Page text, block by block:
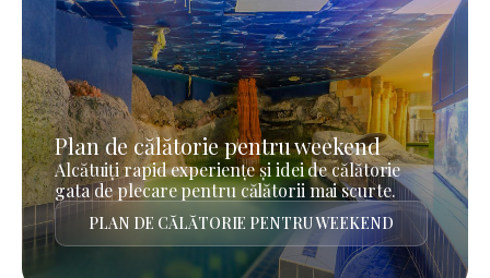
Plan de călătorie pentru weekend
Alcătuiți rapid experiențe și idei de călătorie
gata de plecare pentru călătorii mai scurte.
PLAN DE CĂLĂTORIE PENTRU WEEKEND